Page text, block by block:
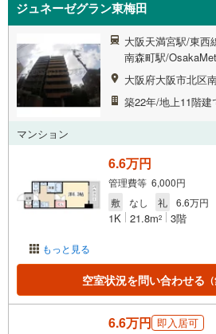
ジュネーゼグラン東梅田
大阪天満宮駅/東西
南森町駅/
大阪府大阪市北区
築22年/地上11階建
マンション
もっと見る
6.6万円
管理費等 6,000円
敷
なし 礼 6.6万円
1K 21.8m2 3階
空室状況を問い合わせる
6.6万円 即入居可